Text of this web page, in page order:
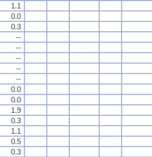
1.1
0.0
0.3
--
--
--
--
--
0.0
0.0
1.9
0.3
1.1
0.5
0.3